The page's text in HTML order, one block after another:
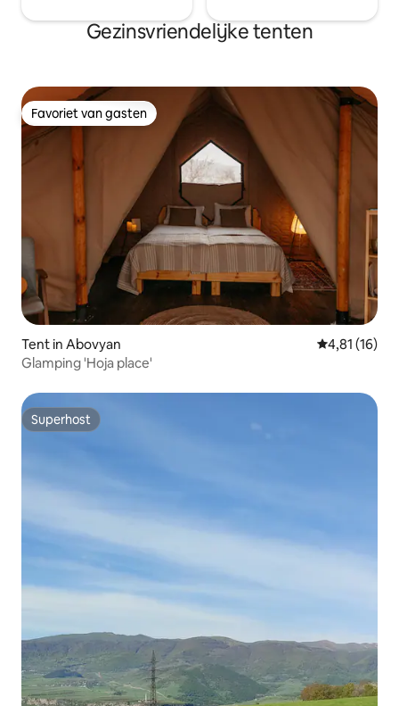
Gezinsvriendelijke tenten
Favoriet van gasten
Favoriet van gasten
Tent in Abovyan Gemiddelde
4,81 (16)
Glamping 'Hoja place'
Superhost
Superhost